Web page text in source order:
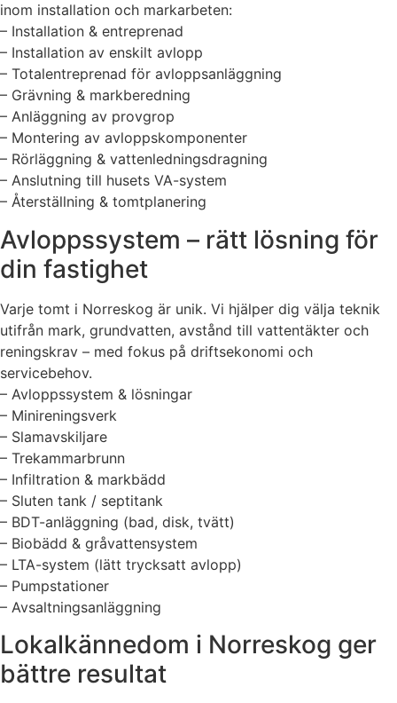
inom installation och markarbeten:
– Installation & entreprenad
– Installation av enskilt avlopp
– Totalentreprenad för avloppsanläggning
– Grävning & markberedning
– Anläggning av provgrop
– Montering av avloppskomponenter
– Rörläggning & vattenledningsdragning
– Anslutning till husets VA-system
– Återställning & tomtplanering
Avloppssystem – rätt lösning för
din fastighet
Varje tomt i Norreskog är unik. Vi hjälper dig välja teknik
utifrån mark, grundvatten, avstånd till vattentäkter och
reningskrav – med fokus på driftsekonomi och
servicebehov.
– Avloppssystem & lösningar
– Minireningsverk
– Slamavskiljare
– Trekammarbrunn
– Infiltration & markbädd
– Sluten tank / septitank
– BDT-anläggning (bad, disk, tvätt)
– Biobädd & gråvattensystem
– LTA-system (lätt trycksatt avlopp)
– Pumpstationer
– Avsaltningsanläggning
Lokalkännedom i Norreskog ger
bättre resultat